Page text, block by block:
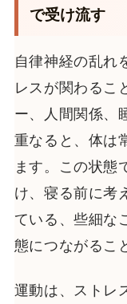
で受け流す
自律神経の乱れ
レスが関わるこ
ー、人間関係、
重なると、体は
ます。この状態
け、寝る前に考
ている、些細な
態につながるこ
運動は、ストレ